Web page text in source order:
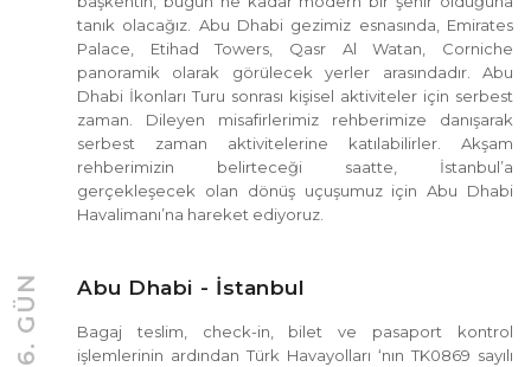
tanık olacağız. Abu Dhabi gezimiz esnasında, Emirates
Palace, Etihad Towers, Qasr Al Watan, Corniche
panoramik olarak görülecek yerler arasındadır. Abu
Dhabi İkonları Turu sonrası kişisel aktiviteler için serbest
zaman. Dileyen misafirlerimiz rehberimize danışarak
serbest zaman aktivitelerine katılabilirler. Akşam
rehberimizin belirteceği saatte, İstanbul’a
gerçekleşecek olan dönüş uçuşumuz için Abu Dhabi
Havalimanı’na hareket ediyoruz.
6. GÜN Abu Dhabi - İstanbul
Bagaj teslim, check-in, bilet ve pasaport kontrol
işlemlerinin ardından Türk Havayolları ‘nın TK0869 sayılı